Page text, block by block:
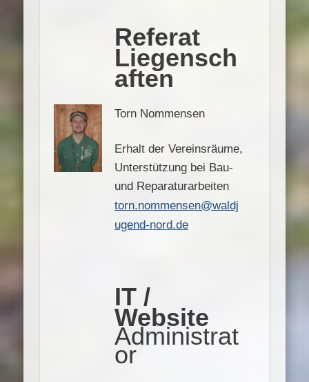
Referat
Liegensch
aften
Torn Nommensen
Erhalt der Vereinsräume,
Unterstützung bei Bau-
und Reparaturarbeiten
torn.nommensen@waldj
ugend-nord.de
IT /
Website
Administrat
or